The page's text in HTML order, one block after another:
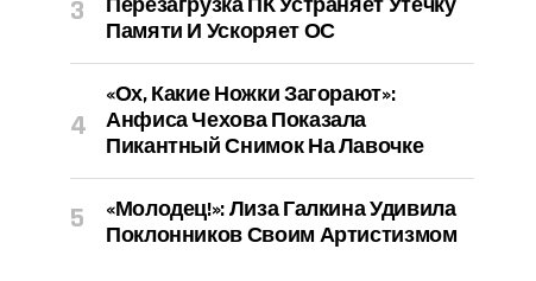
Памяти И Ускоряет ОС
«Ох, Какие Ножки Загорают»:
Анфиса Чехова Показала
Пикантный Снимок На Лавочке
«Молодец!»: Лиза Галкина Удивила
Поклонников Своим Артистизмом